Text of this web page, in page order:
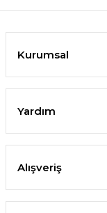
Kurumsal
Yardım
Alışveriş